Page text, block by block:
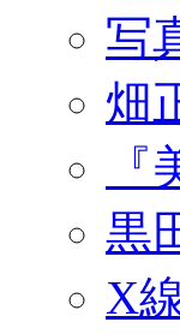
写
畑
黒
X